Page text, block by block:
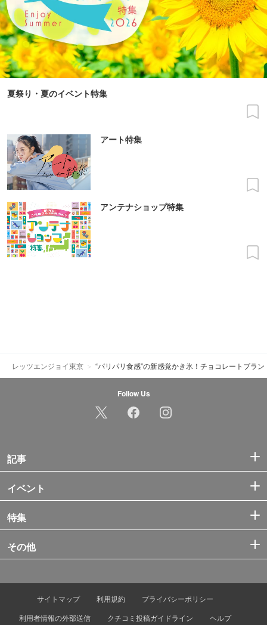
夏祭り・夏のイベント特集
アート特集
アンテナショップ特集
レッツエンジョイ東京 “パリパリ食感”の新感覚かき氷！チョコレートブラ
Follow Us
記事
イベント
特集
その他
サイトマップ 利用規約
プライバシーポリシー
利用者情報の外部送信
クチコミ投稿ガイドライン ヘルプ